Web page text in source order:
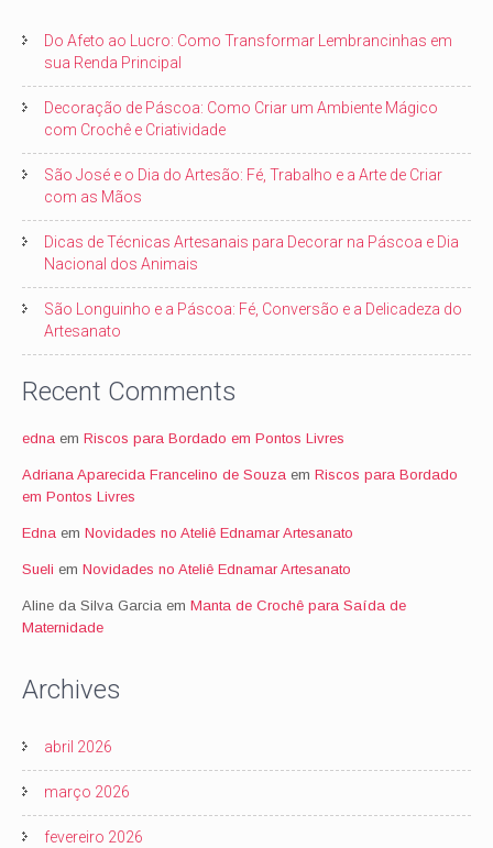
Do Afeto ao Lucro: Como Transformar Lembrancinhas em
sua Renda Principal
Decoração de Páscoa: Como Criar um Ambiente Mágico
com Crochê e Criatividade
São José e o Dia do Artesão: Fé, Trabalho e a Arte de Criar
com as Mãos
Dicas de Técnicas Artesanais para Decorar na Páscoa e Dia
Nacional dos Animais
São Longuinho e a Páscoa: Fé, Conversão e a Delicadeza do
Artesanato
Recent Comments
edna em Riscos para Bordado em Pontos Livres
Adriana Aparecida Francelino de Souza em Riscos para Bordado
em Pontos Livres
Edna em Novidades no Ateliê Ednamar Artesanato
Sueli em Novidades no Ateliê Ednamar Artesanato
Aline da Silva Garcia em Manta de Crochê para Saída de
Maternidade
Archives
abril 2026
março 2026
fevereiro 2026